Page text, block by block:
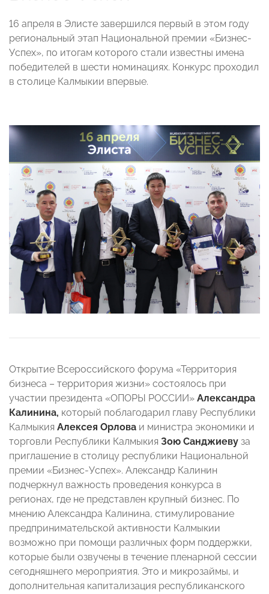
16 апреля в Элисте завершился первый в этом году
региональный этап Национальной премии «Бизнес-
Успех», по итогам которого стали известны имена
победителей в шести номинациях. Конкурс проходил
в столице Калмыкии впервые.
Открытие Всероссийского форума «Территория
бизнеса – территория жизни» состоялось при
участии президента «ОПОРЫ РОССИИ» Александра
Калинина, который поблагодарил главу Республики
Калмыкия Алексея Орлова и министра экономики и
торговли Республики Калмыкия Зою Санджиеву за
приглашение в столицу республики Национальной
премии «Бизнес-Успех». Александр Калинин
подчеркнул важность проведения конкурса в
регионах, где не представлен крупный бизнес. По
мнению Александра Калинина, стимулирование
предпринимательской активности Калмыкии
возможно при помощи различных форм поддержки,
которые были озвучены в течение пленарной сессии
сегодняшнего мероприятия. Это и микрозаймы, и
дополнительная капитализация республиканского